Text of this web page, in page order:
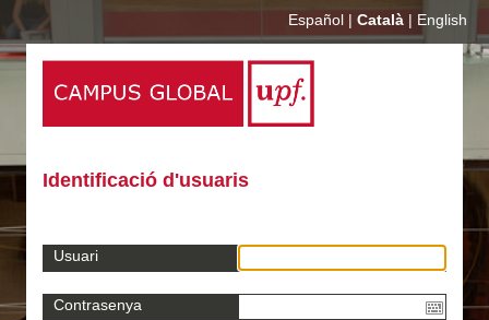
Español | Català | English
Identificació d'usuaris
Usuari
Contrasenya